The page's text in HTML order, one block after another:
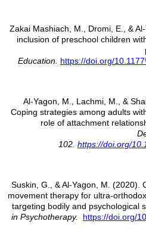
Zakai Mashiach, M., Dromi, E., &
inclusion of preschool children
Education. https://doi.org/
Al-Yagon, M., Lachmi, M., &
Coping strategies among adults
role of attachment
102. https://doi.org/
Suskin, G., & Al-Yagon, M. (2020).
movement therapy for ultra-
targeting bodily and psychological
in Psychotherapy.
https://doi.org/